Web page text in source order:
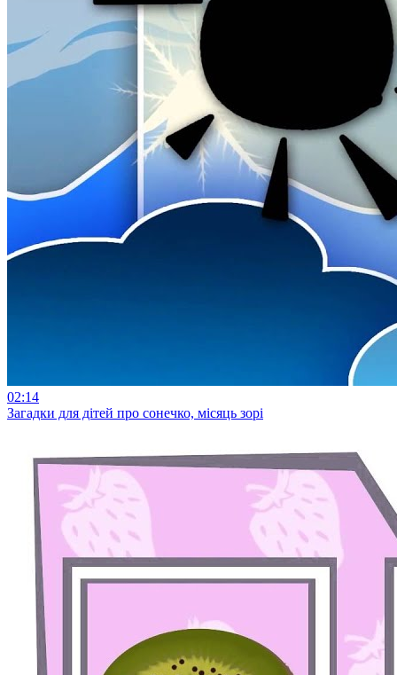
02:14
Загадки для дітей про сонечко, місяць зорі